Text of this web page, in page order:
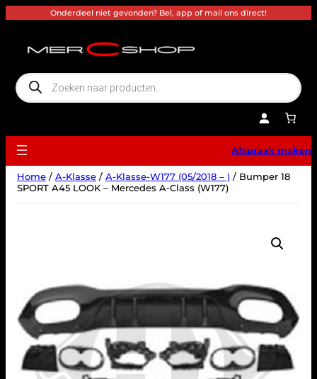
Onderdeel niet gevonden? Bel, app of mail ons direct!
P
r
o
n
o
e
k
Afspraak maken
Home / A-Klasse / A-Klasse-W177 (05/2018 – ) / Bumper 18
SPORT A45 LOOK – Mercedes A-Class (W177)